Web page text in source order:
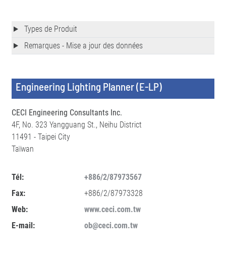
Types de Produit
Remarques - Mise a jour des données
Engineering Lighting Planner (E-LP)
CECI Engineering Consultants Inc.
4F, No. 323 Yangguang St., Neihu District
11491 - Taipei City
Taïwan
Tél:
+886/2/87973567
Fax:
+886/2/87973328
Web:
www.ceci.com.tw
E-mail:
ob@ceci.com.tw